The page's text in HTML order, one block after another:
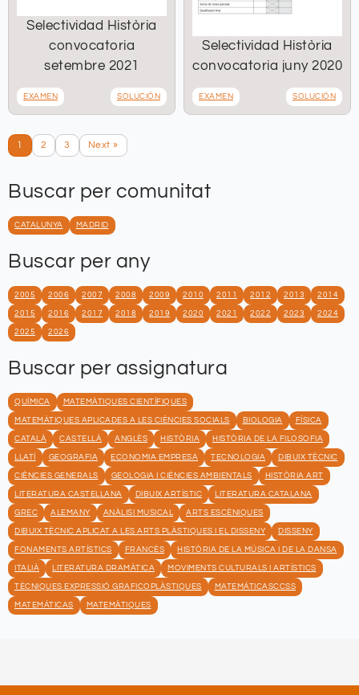
Selectividad Història
convocatoria
setembre 2021
EXAMEN SOLUCIÓN
Selectividad Història
convocatoria juny 2020
EXAMEN SOLUCIÓN
1 2 3 Next »
Buscar per comunitat
CATALUNYA MADRID
Buscar per any
2005 2006 2007 2008 2009 2010 2011 2012 2013 2014
2015 2016 2017 2018 2019 2020 2021 2022 2023 2024
2025 2026
Buscar per assignatura
QUÍMICA MATEMÀTIQUES CIENTÍFIQUES
MATEMÀTIQUES APLICADES A LES CIÈNCIES SOCIALS BIOLOGIA FÍSICA
CATALÀ CASTELLÀ ANGLÈS HISTÒRIA HISTÒRIA DE LA FILOSOFIA
LLATÍ GEOGRAFIA ECONOMIA EMPRESA TECNOLOGIA DIBUIX TÈCNIC
CIÈNCIES GENERALS GEOLOGIA I CIÈNCIES AMBIENTALS HISTÒRIA ART
LITERATURA CASTELLANA DIBUIX ARTÍSTIC LITERATURA CATALANA
GREC ALEMANY ANÀLISI MUSICAL ARTS ESCÈNIQUES
DIBUIX TÈCNIC APLICAT A LES ARTS PLÀSTIQUES I EL DISSENY DISSENY
FONAMENTS ARTÍSTICS FRANCÈS HISTÒRIA DE LA MÚSICA I DE LA DANSA
ITALIÀ LITERATURA DRAMÀTICA MOVIMENTS CULTURALS I ARTÍSTICS
TÈCNIQUES EXPRESSIÓ GRAFICOPLÀSTIQUES MATEMÁTICASCCSS
MATEMÁTICAS MATEMÀTIQUES